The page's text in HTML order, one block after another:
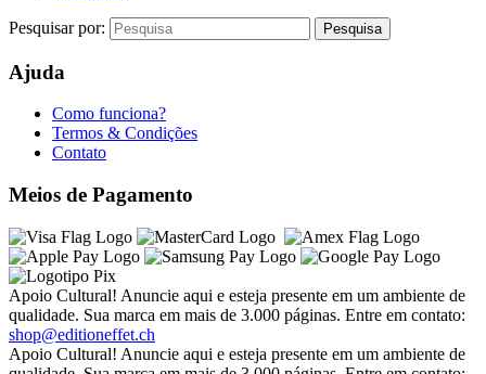
Pesquisar por:
Ajuda
Como funciona?
Termos & Condições
Contato
Meios de Pagamento
Apoio Cultural! Anuncie aqui e esteja presente em um ambiente de
qualidade. Sua marca em mais de 3.000 páginas. Entre em contato:
shop@editioneffet.ch
Apoio Cultural! Anuncie aqui e esteja presente em um ambiente de